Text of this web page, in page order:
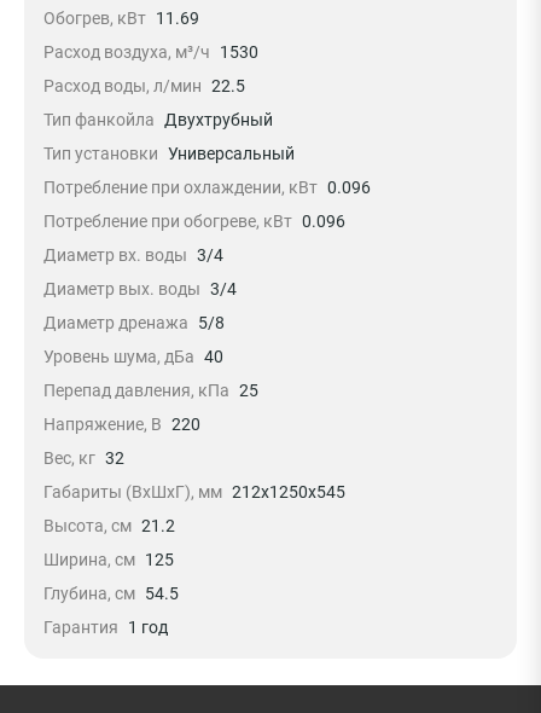
Обогрев, кВт 11.69
Расход воздуха, м³/ч
1530
Расход воды, л/мин 22.5
Тип фанкойла
Двухтрубный
Тип установки Универсальный
Потребление при охлаждении, кВт 0.096
Потребление при обогреве, кВт 0.096
Диаметр вх. воды 3/4
Диаметр вых. воды 3/4
Диаметр дренажа
5/8
Уровень шума, дБа 40
Перепад давления, кПа 25
Напряжение, В 220
Вес, кг 32
Габариты (ВxШxГ), мм 212x1250x545
Высота, см 21.2
Ширина, см 125
Глубина, см 54.5
Гарантия
1 год